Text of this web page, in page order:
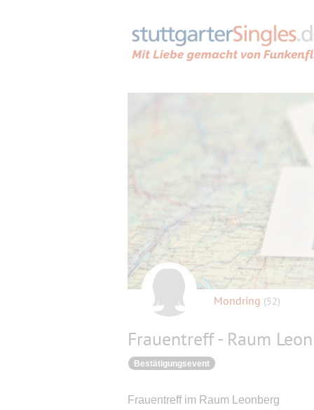
Mondring (52)
Frauentreff - Raum
Bestätigungsevent
Frauentreff im Raum Leonberg